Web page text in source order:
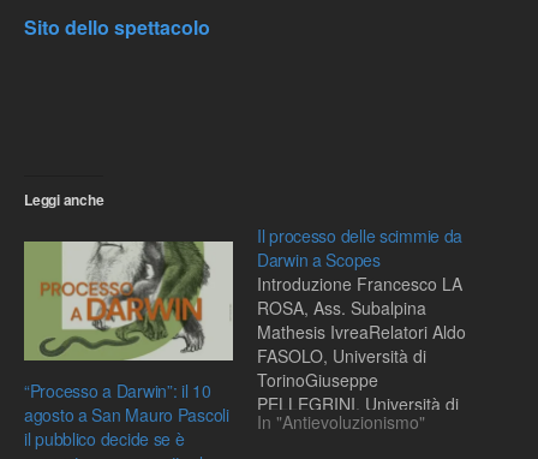
Sito dello spettacolo
Leggi anche
“Processo a Darwin”: il 10
agosto a San Mauro Pascoli
il pubblico decide se è
Il processo delle scimmie da
Darwin a Scopes
Introduzione Francesco LA
ROSA, Ass. Subalpina
Mathesis IvreaRelatori Aldo
FASOLO, Università di
TorinoGiuseppe
PELLEGRINI, Università di
Padova, Observa Science
In "Antievoluzionismo"